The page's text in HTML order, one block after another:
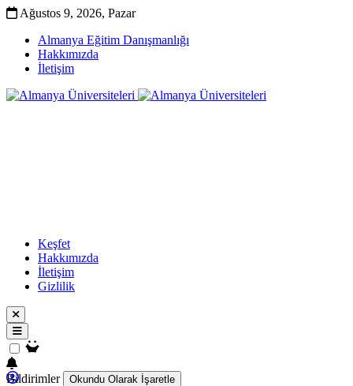
Ağustos 9, 2026, Pazar
Almanya Eğitim Danışmanlığı
Hakkımızda
İletişim
Keşfet
Hakkımızda
İletişim
Gizlilik
Bildirimler Okundu Olarak İşaretle